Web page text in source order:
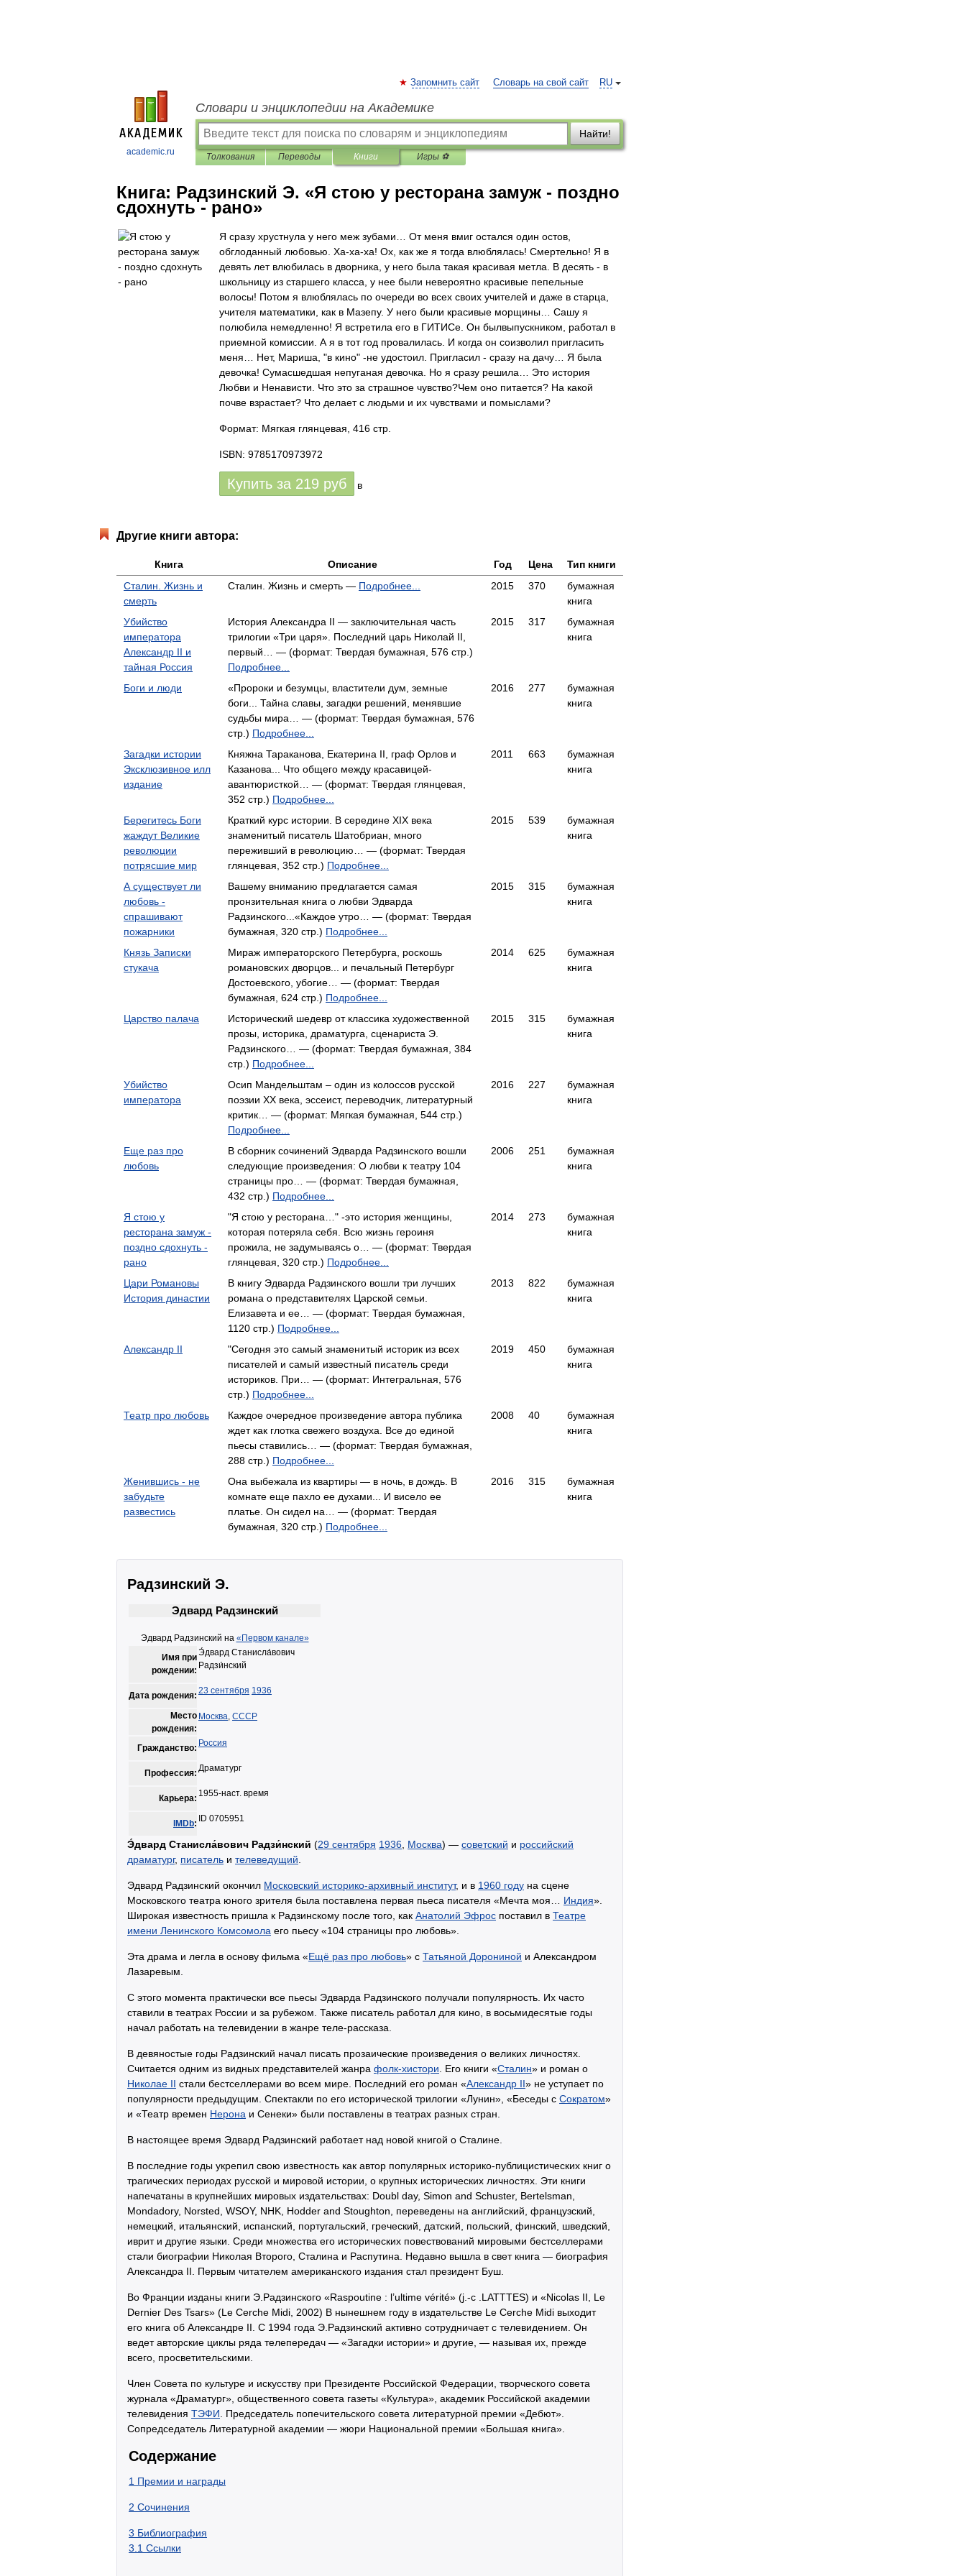
academic.ru
RU
Запомнить сайт Словарь на свой сайт
Словари и энциклопедии на Академике
Найти!
Толкования Переводы Книги Игры ⚽
Книга: Радзинский Э. «Я стою у ресторана замуж - поздно
сдохнуть - рано»
Я сразу хрустнула у него меж зубами… От меня вмиг остался один остов,
обглоданный любовью. Ха-ха-ха! Ох, как же я тогда влюблялась! Смертельно! Я в
девять лет влюбилась в дворника, у него была такая красивая метла. В десять - в
школьницу из старшего класса, у нее были невероятно красивые пепельные
волосы! Потом я влюблялась по очереди во всех своих учителей и даже в старца,
учителя математики, как в Мазепу. У него были красивые морщины… Сашу я
полюбила немедленно! Я встретила его в ГИТИСе. Он былвыпускником, работал в
приемной комиссии. А я в тот год провалилась. И когда он соизволил пригласить
меня… Нет, Мариша, "в кино" -не удостоил. Пригласил - сразу на дачу… Я была
девочка! Сумасшедшая непуганая девочка. Но я сразу решила… Это история
Любви и Ненависти. Что это за страшное чувство?Чем оно питается? На какой
почве взрастает? Что делает с людьми и их чувствами и помыслами?
Формат: Мягкая глянцевая, 416 стр.
ISBN: 9785170973972
Купить за 219 руб в
Другие книги автора:
Книга Описание Год Цена
Тип книги
Сталин. Жизнь и
смерть
Сталин. Жизнь и смерть — Подробнее... 2015 370
бумажная
книга
Убийство
императора
Александр II и
тайная Россия
История Александра II — заключительная часть
трилогии «Три царя». Последний царь Николай II,
первый… — (формат: Твердая бумажная, 576 стр.)
Подробнее...
2015 317
бумажная
книга
Боги и люди
«Пророки и безумцы, властители дум, земные
боги... Тайна славы, загадки решений, менявшие
судьбы мира… — (формат: Твердая бумажная, 576
стр.) Подробнее...
2016 277
бумажная
книга
Загадки истории
Эксклюзивное илл
издание
Княжна Тараканова, Екатерина II, граф Орлов и
Казанова... Что общего между красавицей-
авантюристкой… — (формат: Твердая глянцевая,
352 стр.) Подробнее...
2011 663
бумажная
книга
Берегитесь Боги
жаждут Великие
революции
потрясшие мир
Краткий курс истории. В середине XIX века
знаменитый писатель Шатобриан, много
переживший в революцию… — (формат: Твердая
глянцевая, 352 стр.) Подробнее...
2015 539
бумажная
книга
А существует ли
любовь -
спрашивают
пожарники
Вашему вниманию предлагается самая
пронзительная книга о любви Эдварда
Радзинского...«Каждое утро… — (формат: Твердая
бумажная, 320 стр.) Подробнее...
2015 315
бумажная
книга
Князь Записки
стукача
Мираж императорского Петербурга, роскошь
романовских дворцов... и печальный Петербург
Достоевского, убогие… — (формат: Твердая
бумажная, 624 стр.) Подробнее...
2014 625
бумажная
книга
Царство палача
Исторический шедевр от классика художественной
прозы, историка, драматурга, сценариста Э.
Радзинского… — (формат: Твердая бумажная, 384
стр.) Подробнее...
2015 315
бумажная
книга
Убийство
императора
Осип Мандельштам – один из колоссов русской
поэзии XX века, эссеист, переводчик, литературный
критик… — (формат: Мягкая бумажная, 544 стр.)
Подробнее...
2016 227
бумажная
книга
Еще раз про
любовь
В сборник сочинений Эдварда Радзинского вошли
следующие произведения: О любви к театру 104
страницы про… — (формат: Твердая бумажная,
432 стр.) Подробнее...
2006 251
бумажная
книга
Я стою у
ресторана замуж -
поздно сдохнуть -
рано
"Я стою у ресторана…" -это история женщины,
которая потеряла себя. Всю жизнь героиня
прожила, не задумываясь о… — (формат: Твердая
глянцевая, 320 стр.) Подробнее...
2014 273
бумажная
книга
Цари Романовы
История династии
В книгу Эдварда Радзинского вошли три лучших
романа о представителях Царской семьи.
Елизавета и ее… — (формат: Твердая бумажная,
1120 стр.) Подробнее...
2013 822
бумажная
книга
Александр II
"Сегодня это самый знаменитый историк из всех
писателей и самый известный писатель среди
историков. При… — (формат: Интегральная, 576
стр.) Подробнее...
2019 450
бумажная
книга
Театр про любовь
Каждое очередное произведение автора публика
ждет как глотка свежего воздуха. Все до единой
пьесы ставились… — (формат: Твердая бумажная,
288 стр.) Подробнее...
2008 40
бумажная
книга
Женившись - не
забудьте
развестись
Она выбежала из квартиры — в ночь, в дождь. В
комнате еще пахло ее духами... И висело ее
платье. Он сидел на… — (формат: Твердая
бумажная, 320 стр.) Подробнее...
2016 315
бумажная
книга
Радзинский Э.
Эдвард Радзинский
Эдвард Радзинский на «Первом канале»
Имя при
рождении:
Э́двард Станисла́вович
Радзи́нский
Дата рождения: 23 сентября 1936
Место
рождения:
Москва, СССР
Гражданство: Россия
Профессия: Драматург
Карьера: 1955-наст. время
IMDb: ID 0705951
Э́двард Станисла́вович Радзи́нский (29 сентября 1936 Москва) — советский и российский
драматург, писатель и телеведущий
Эдвард Радзинский окончил Московский историко-архивный институт, и в 1960 году на сцене
Московского театра юного зрителя была поставлена первая пьеса писателя «Мечта моя… Индия».
Широкая известность пришла к Радзинскому после того, как Анатолий Эфрос поставил в Театре
имени Ленинского Комсомола его пьесу «104 страницы про любовь».
Эта драма и легла в основу фильма «Ещё раз про любовь» с Татьяной Дорониной и Александром
Лазаревым.
С этого момента практически все пьесы Эдварда Радзинского получали популярность. Их часто
ставили в театрах России и за рубежом. Также писатель работал для кино, в восьмидесятые годы
начал работать на телевидении в жанре теле-рассказа.
В девяностые годы Радзинский начал писать прозаические произведения о великих личностях.
Считается одним из видных представителей жанра фолк-хистори . Его книги «Сталин» и роман о
Николае II стали бестселлерами во всем мире. Последний его роман «Александр II» не уступает по
популярности предыдущим. Спектакли по его исторической трилогии «Лунин», «Беседы с Сократом»
и «Театр времен Нерона и Сенеки» были поставлены в театрах разных стран.
В настоящее время Эдвард Радзинский работает над новой книгой о Сталине.
В последние годы укрепил свою известность как автор популярных историко-публицистических книг о
трагических периодах русской и мировой истории, о крупных исторических личностях. Эти книги
напечатаны в крупнейших мировых издательствах: Doubl day, Simon and Schuster, Bertelsman,
Mondadory, Norsted, WSOY, NHK, Hodder and Stoughton, переведены на английский, французский,
немецкий, итальянский, испанский, португальский, греческий, датский, польский, финский, шведский,
иврит и другие языки. Среди множества его исторических повествований мировыми бестселлерами
стали биографии Николая Второго, Сталина и Распутина. Недавно вышла в свет книга — биография
Александра II. Первым читателем американского издания стал президент Буш.
Во Франции изданы книги Э.Радзинского «Raspoutine : l’ultime vérité» (j.-c .LATTTES) и «Nicolas II, Le
Dernier Des Tsars» (Le Cerche Midi, 2002) В нынешнем году в издательстве Le Cerche Midi выходит
его книга об Александре II. С 1994 года Э.Радзинский активно сотрудничает с телевидением. Он
ведет авторские циклы ряда телепередач — «Загадки истории» и другие, — называя их, прежде
всего, просветительскими.
Член Совета по культуре и искусству при Президенте Российской Федерации, творческого совета
журнала «Драматург», общественного совета газеты «Культура», академик Российской академии
телевидения ТЭФИ . Председатель попечительского совета литературной премии «Дебют».
Сопредседатель Литературной академии — жюри Национальной премии «Большая книга».
Содержание
1 Премии и награды
2 Сочинения
3 Библиография
3.1 Ссылки